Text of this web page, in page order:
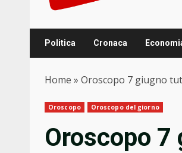
Politica Cronaca
Home » Oroscopo 7 giugno
Oroscopo Oroscopo del giorno
Oroscopo